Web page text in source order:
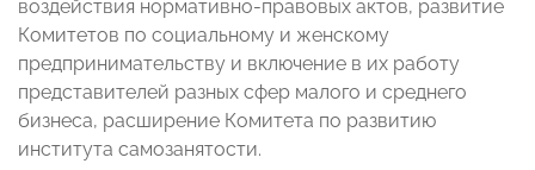
воздействия нормативно-правовых актов, развитие
Комитетов по социальному и женскому
предпринимательству и включение в их работу
представителей разных сфер малого и среднего
бизнеса, расширение Комитета по развитию
института самозанятости.